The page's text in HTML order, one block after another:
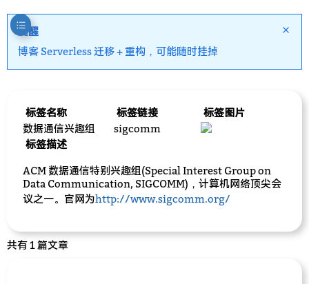
提醒
博客 Serverless 迁移 + 重构，可能随时挂掉
标签名称 标签链接
标签图片
数据通信兴趣组
sigcomm
标签描述
ACM 数据通信特别兴趣组(Special Interest Group on
Data Communication, SIGCOMM)，计算机网络顶尖会
议之一。官网为http://www.sigcomm.org/
共有 1 篇文章